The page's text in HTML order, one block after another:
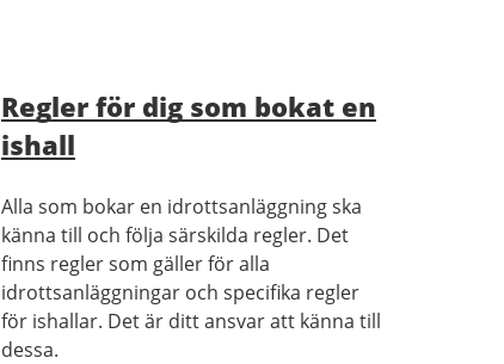
Regler för dig som bokat en
ishall
Alla som bokar en idrottsanläggning ska
känna till och följa särskilda regler. Det
finns regler som gäller för alla
idrottsanläggningar och specifika regler
för ishallar. Det är ditt ansvar att känna till
dessa.